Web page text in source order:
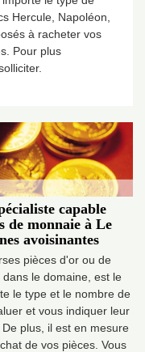
Hercule, Napoléon,
à racheter vos
Pour plus
capable
de monnaie à Le
avoisinantes
pièces d'or ou de
le domaine, est le
le type et le nombre de
et vous indiquer leur
plus, il est en mesure
de vos pièces. Vous